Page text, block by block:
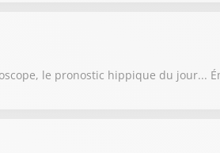
le pronostic hippique du jour...